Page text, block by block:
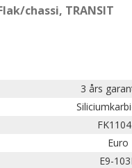
chassi, TRANSIT
3 års
Euro
E9-